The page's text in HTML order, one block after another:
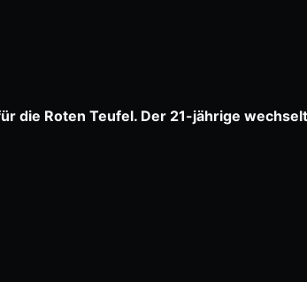
die Roten Teufel. Der 21-jährige